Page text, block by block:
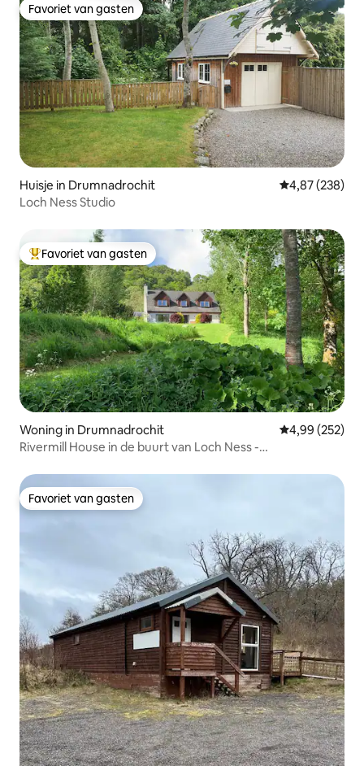
Favoriet van gasten
Favoriet van gasten
Huisje in Drumnadrochit Gemiddelde
4,87 (238)
Loch Ness Studio
Topfavoriet van gasten
Favoriet van gasten
Woning in Drumnadrochit Gemiddelde
4,99 (252)
Rivermill House in de buurt van Loch Ness -
Favoriet van gasten
Favoriet van gasten